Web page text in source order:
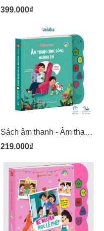
399.000₫
Sách âm thanh - Âm thanh cuộc sống quanh em 219N_VN
219.000₫